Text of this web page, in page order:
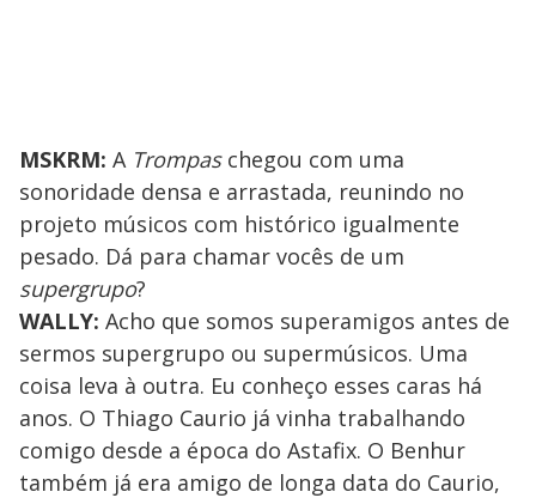
MSKRM: A Trompas chegou com uma
sonoridade densa e arrastada, reunindo no
projeto músicos com histórico igualmente
pesado. Dá para chamar vocês de um
supergrupo?
WALLY: Acho que somos superamigos antes de
sermos supergrupo ou supermúsicos. Uma
coisa leva à outra. Eu conheço esses caras há
anos. O Thiago Caurio já vinha trabalhando
comigo desde a época do Astafix. O Benhur
também já era amigo de longa data do Caurio,